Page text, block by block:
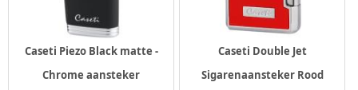
Caseti Piezo Black matte -
Chrome aansteker
Caseti Double Jet
Sigarenaansteker Rood